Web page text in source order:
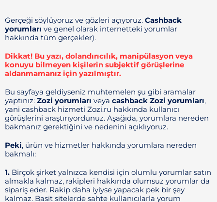
Gerçeği söylüyoruz ve gözleri açıyoruz. Cashback
yorumları ve genel olarak internetteki yorumlar
hakkında tüm gerçekler).
Dikkat! Bu yazı, dolandırıcılık, manipülasyon veya
konuyu bilmeyen kişilerin subjektif görüşlerine
aldanmamanız için yazılmıştır.
Bu sayfaya geldiyseniz muhtemelen şu gibi aramalar
yaptınız: Zozi yorumları veya cashback Zozi yorumları,
yani cashback hizmeti Zozi.ru hakkında kullanıcı
görüşlerini araştırıyordunuz. Aşağıda, yorumlara nereden
bakmanız gerektiğini ve nedenini açıklıyoruz.
Peki, ürün ve hizmetler hakkında yorumlara nereden
bakmalı:
1. Birçok şirket yalnızca kendisi için olumlu yorumlar satın
almakla kalmaz, rakipleri hakkında olumsuz yorumlar da
sipariş eder. Rakip daha iyiyse yapacak pek bir şey
kalmaz. Basit sitelerde sahte kullanıcılarla yorum